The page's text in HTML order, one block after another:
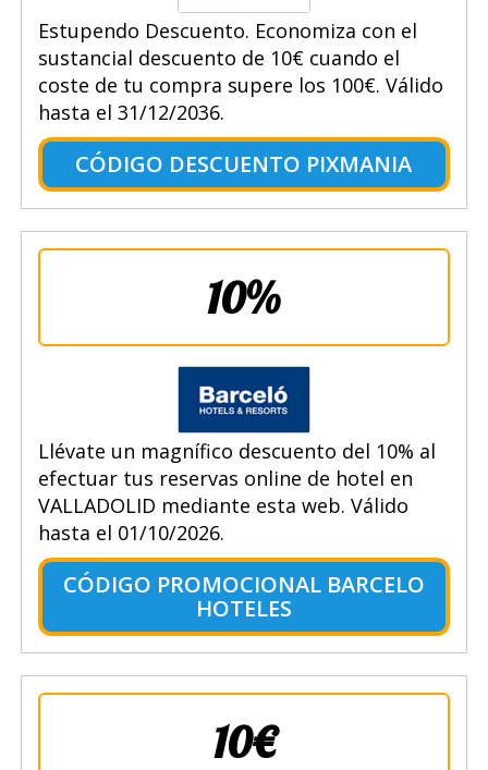
Estupendo Descuento. Economiza con el
sustancial descuento de 10€ cuando el
coste de tu compra supere los 100€. Válido
hasta el 31/12/2036.
CÓDIGO DESCUENTO PIXMANIA
10%
Llévate un magnífico descuento del 10% al
efectuar tus reservas online de hotel en
VALLADOLID mediante esta web. Válido
hasta el 01/10/2026.
CÓDIGO PROMOCIONAL BARCELO
HOTELES
10€